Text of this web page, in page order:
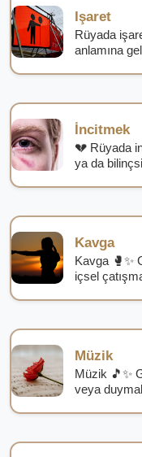
Işaret
Rüyada
anlamına
İncitmek
💔 Rüyada
ya da
Kavga
Kavga 🥊✨
içsel
Müzik
Müzik 🎵✨
veya